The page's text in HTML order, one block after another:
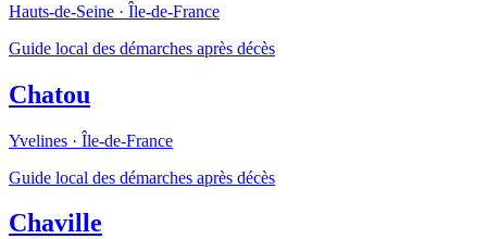
Hauts-de-Seine · Île-de-France
Guide local des démarches après décès
Chatou
Yvelines · Île-de-France
Guide local des démarches après décès
Chaville